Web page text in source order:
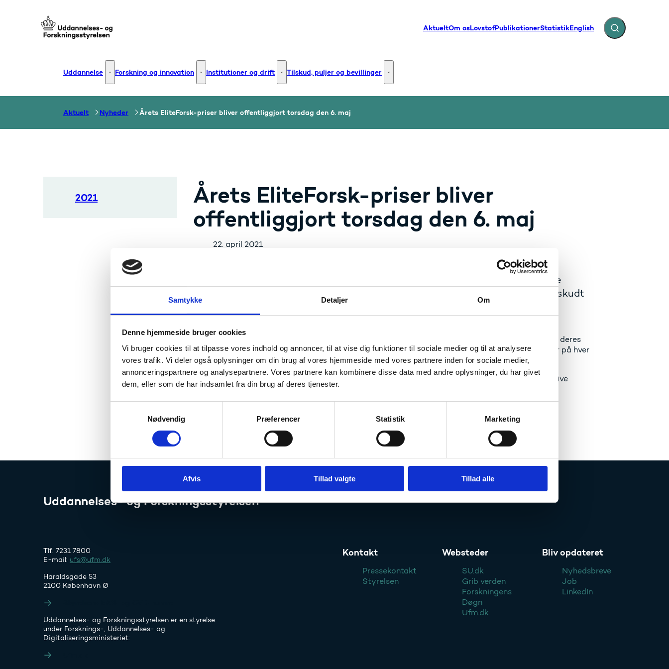
Samtykke Detaljer Om
Denne hjemmeside bruger cookies
Vi bruger cookies til at tilpasse vores indhold og annoncer, til at vise dig funktioner til sociale medier og til at analysere
vores trafik. Vi deler også oplysninger om din brug af vores hjemmeside med vores partnere inden for sociale medier,
annonceringspartnere og analysepartnere. Vores partnere kan kombinere disse data med andre oplysninger, du har givet
dem, eller som de har indsamlet fra din brug af deres tjenester.
v
Nødvendig Præferencer Statistik Marketing
Afvis Tillad valgte Tillad alle
AktueltOm osLovstofPublikationerStatistikEnglish Fold søgefelt ud
Uddannelse Uddannelse - Flere links
Forskning og innovation Forskning og innovation - Flere links
Institutioner og drift Institutioner og drift - Flere links
Tilskud, puljer og bevillinger Tilskud, puljer og bevillinger - Flere links
Aktuelt Nyheder Årets EliteForsk-priser bliver offentliggjort torsdag den 6. maj
2021
Årets EliteForsk-priser bliver
offentliggjort torsdag den 6. maj
22. april 2021
Fem fremragende forskere modtager årets EliteForsk-priser. Navnene vil blive
offentliggjort torsdag den 6. maj, men den festlige prisoverrækkelse bliver udskudt
De fem forskere modtager 1,2 millioner kroner som en anerkendelse af deres store indsats i dansk
forskning. De 200.000 kroner er en personlig hæderspris, mens 1.000.000 kroner er øremærket til deres
forskningsaktiviteter. Derudover vil 20 ph.d.-studerende modtage årets EliteForsk-rejsestipendier på hver
200.000 kroner.
På grund af situationen med COVID-19 bliver selve prisoverrækkelsen udskudt, og forskerne vil blive
hyldet ved et arrangement den 10. august 2021.
Uddannelses- og Forskningsstyrelsen
Tlf. 7231 7800
E-mail: ufs@ufm.dk
Haraldsgade 53
2100 København Ø
Uddannelses- og Forskningsstyrelsen er en styrelse
under Forsknings-, Uddannelses- og
Digitaliseringsministeriet:
Kontakt
Pressekontakt
Styrelsen
Websteder
SU.dk
Grib verden
Forskningens
Døgn
Ufm.dk
Bliv opdateret
Nyhedsbreve
Job
LinkedIn